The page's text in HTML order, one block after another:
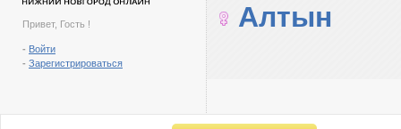
Привет, Гость !
- Войти
- Зарегистрироваться
Алтын